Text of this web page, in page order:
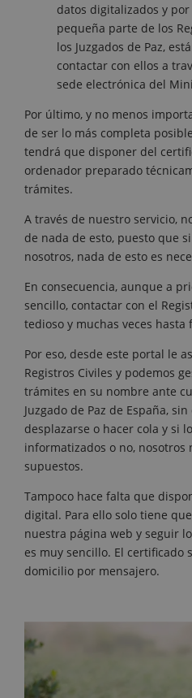
datos digitalizados y
pequeña parte de los
los Juzgados de Paz,
contactar con ellos a
sede electrónica del
Por último, y no menos
de ser lo más completa
tendrá que disponer del
ordenador preparado
trámites.
A través de nuestro servicio,
de nada de esto, puesto que
nosotros, nada de esto es
En consecuencia, aunque a
sencillo, contactar con el
tedioso y muchas veces hasta
Por eso, desde este portal le
Registros Civiles y podemos
trámites en su nombre ante
Juzgado de Paz de España,
desplazarse o hacer cola y si
informatizados o no, nosotros
supuestos.
Tampoco hace falta que
digital. Para ello solo tiene
nuestra página web y seguir
es muy sencillo. El certificado
domicilio por mensajero.